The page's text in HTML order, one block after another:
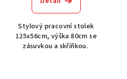
Stylový pracovní stolek
125x56cm, výška 80cm se
zásuvkou a skříňkou.